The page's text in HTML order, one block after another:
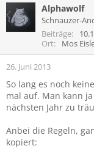
r
a
m
Alphawolf
Schnauzer-
Beiträge
Ort
Mos
26. Juni 2013
So lang es noch
mal auf. Man kann
nächsten Jahr zu
Anbei die Regeln,
kopiert: